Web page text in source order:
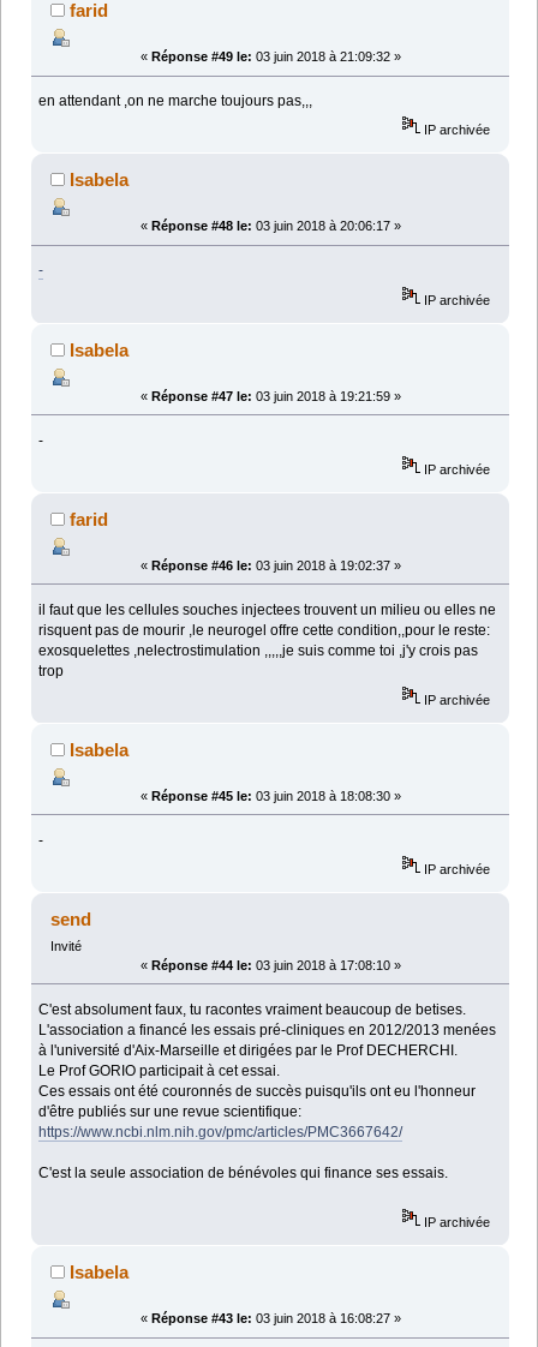
farid
« Réponse #49 le: 03 juin 2018 à 21:09:32 »
en attendant ,on ne marche toujours pas,,,
IP archivée
Isabela
« Réponse #48 le: 03 juin 2018 à 20:06:17 »
-
IP archivée
Isabela
« Réponse #47 le: 03 juin 2018 à 19:21:59 »
-
IP archivée
farid
« Réponse #46 le: 03 juin 2018 à 19:02:37 »
il faut que les cellules souches injectees trouvent un milieu ou elles ne
risquent pas de mourir ,le neurogel offre cette condition,,pour le reste:
exosquelettes ,nelectrostimulation ,,,,,je suis comme toi ,j'y crois pas
trop
IP archivée
Isabela
« Réponse #45 le: 03 juin 2018 à 18:08:30 »
-
IP archivée
send
Invité
« Réponse #44 le: 03 juin 2018 à 17:08:10 »
C'est absolument faux, tu racontes vraiment beaucoup de betises.
L'association a financé les essais pré-cliniques en 2012/2013 menées
à l'université d'Aix-Marseille et dirigées par le Prof DECHERCHI.
Le Prof GORIO participait à cet essai.
Ces essais ont été couronnés de succès puisqu'ils ont eu l'honneur
d'être publiés sur une revue scientifique:
https://www.ncbi.nlm.nih.gov/pmc/articles/PMC3667642/
C'est la seule association de bénévoles qui finance ses essais.
IP archivée
Isabela
« Réponse #43 le: 03 juin 2018 à 16:08:27 »